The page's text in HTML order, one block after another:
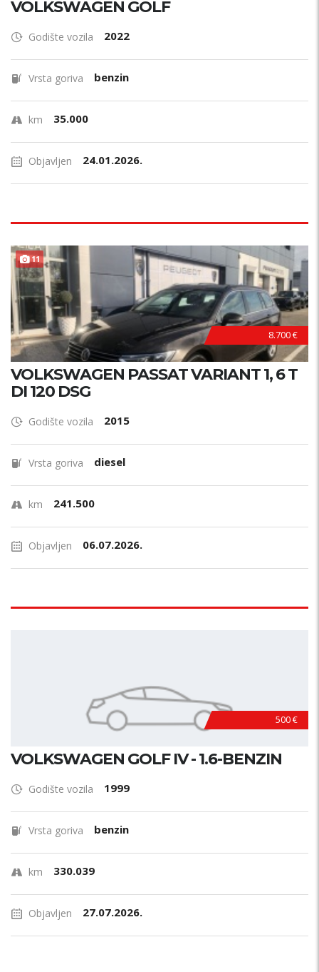
VOLKSWAGEN GOLF
Godište vozila 2022
Vrsta goriva benzin
km 35.000
Objavljen 24.01.2026.
11
8.700 €
VOLKSWAGEN PASSAT VARIANT 1, 6 T
DI 120 DSG
Godište vozila 2015
Vrsta goriva diesel
km 241.500
Objavljen 06.07.2026.
500 €
VOLKSWAGEN GOLF IV - 1.6-BENZIN
Godište vozila 1999
Vrsta goriva benzin
km 330.039
Objavljen 27.07.2026.